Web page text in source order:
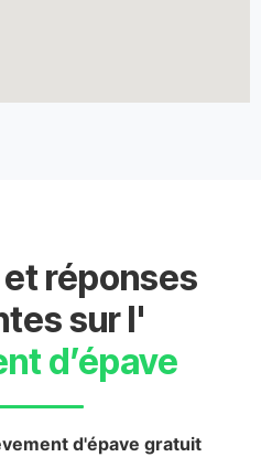
réponses
sur l'
d’épave
d'épave gratuit